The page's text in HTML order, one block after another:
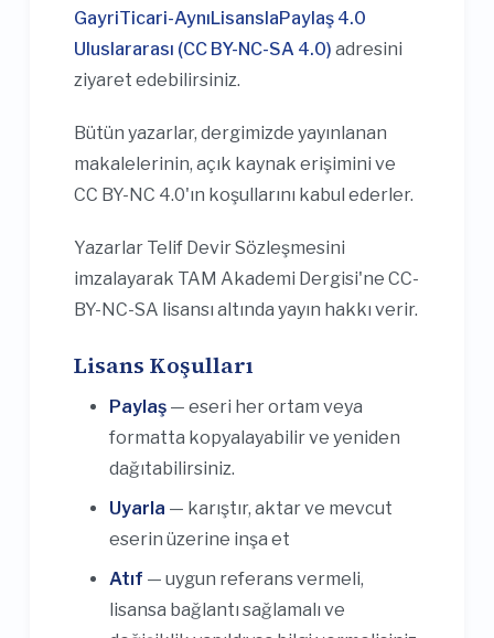
GayriTicari-AynıLisanslaPaylaş 4.0
Uluslararası (CC BY-NC-SA 4.0) adresini
ziyaret edebilirsiniz.
Bütün yazarlar, dergimizde yayınlanan
makalelerinin, açık kaynak erişimini ve
CC BY-NC 4.0'ın koşullarını kabul ederler.
Yazarlar Telif Devir Sözleşmesini
imzalayarak TAM Akademi Dergisi'ne CC-
BY-NC-SA lisansı altında yayın hakkı verir.
Lisans Koşulları
Paylaş — eseri her ortam veya
formatta kopyalayabilir ve yeniden
dağıtabilirsiniz.
Uyarla — karıştır, aktar ve mevcut
eserin üzerine inşa et
Atıf — uygun referans vermeli,
lisansa bağlantı sağlamalı ve